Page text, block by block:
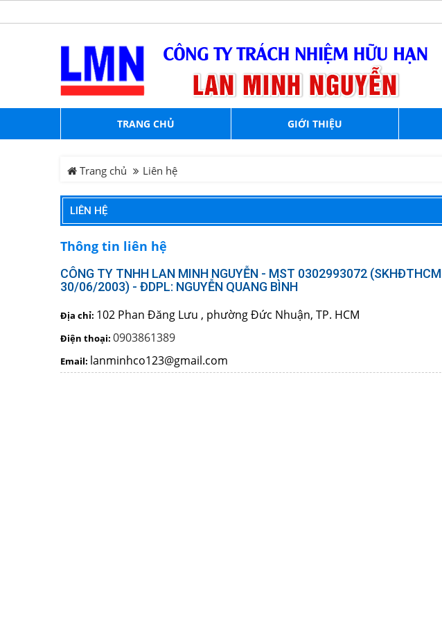
TRANG CHỦ GIỚI THIỆU
Trang chủ Liên hệ
LIÊN HỆ
Thông tin liên hệ
CÔNG TY TNHH LAN MINH NGUYỄN - MST 0302993072 (SKHĐTHCM
30/06/2003) - ĐDPL: NGUYỄN QUANG BÌNH
Địa chỉ: 102 Phan Đăng Lưu , phường Đức Nhuận, TP. HCM
Điện thoại: 0903861389
Email: lanminhco123@gmail.com